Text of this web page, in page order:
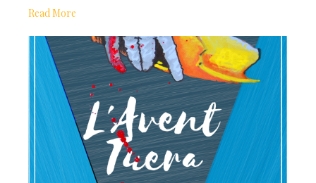
Read More